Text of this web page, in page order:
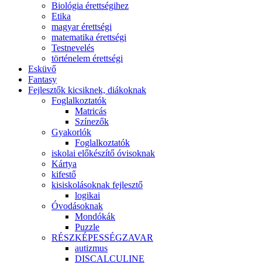
Biológia érettségihez
Etika
magyar érettségi
matematika érettségi
Testnevelés
történelem érettségi
Esküvő
Fantasy
Fejlesztők kicsiknek, diákoknak
Foglalkoztatók
Matricás
Színezők
Gyakorlók
Foglalkoztatók
iskolai előkészítő óvisoknak
Kártya
kifestő
kisiskolásoknak fejlesztő
logikai
Óvodásoknak
Mondókák
Puzzle
RÉSZKÉPESSÉGZAVAR
autizmus
DISCALCULINE